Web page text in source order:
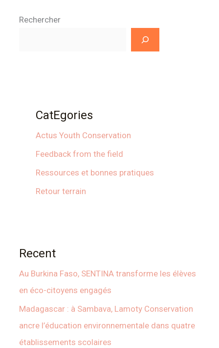
Rechercher
CatEgories
Actus Youth Conservation
Feedback from the field
Ressources et bonnes pratiques
Retour terrain
Recent
Au Burkina Faso, SENTINA transforme les élèves
en éco-citoyens engagés
Madagascar : à Sambava, Lamoty Conservation
ancre l’éducation environnementale dans quatre
établissements scolaires